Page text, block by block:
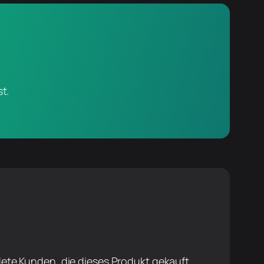
Kunden, die dieses Produkt gekauft